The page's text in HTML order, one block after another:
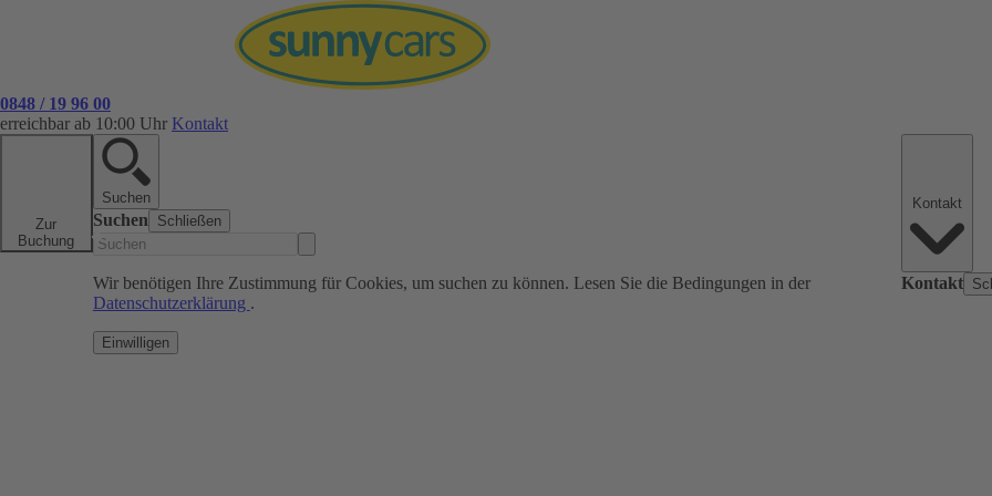
0848 / 19 96 00
erreichbar ab 10:00 Uhr Kontakt
Zur
Buchung
Suchen
Suchen Schließen
Wir benötigen Ihre Zustimmung für Cookies, um suchen zu können. Lesen Sie die Bedingungen in der
Datenschutzerklärung .
Einwilligen
Kontakt